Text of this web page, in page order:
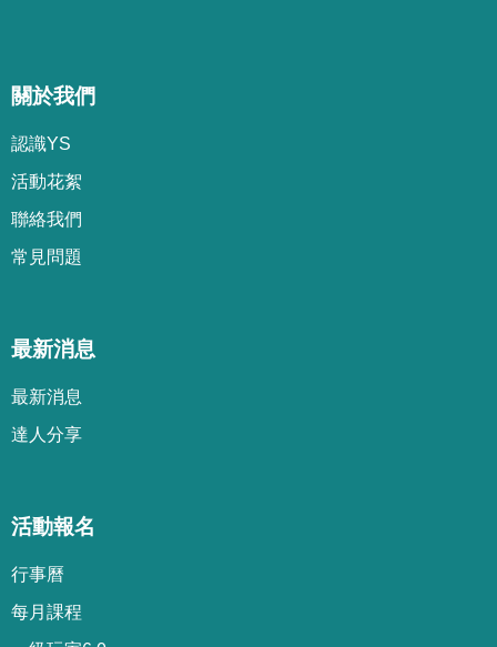
關於我們
認識YS
活動花絮
聯絡我們
常見問題
最新消息
最新消息
達人分享
活動報名
行事曆
每月課程